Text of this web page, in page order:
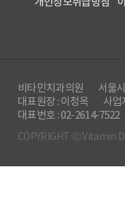
개인정보취급방침
비타민치과의원
서울
대표원장 : 이청옥
사업
대표번호 : 02-2614-7522
COPYRIGHT ⓒ Vitamin